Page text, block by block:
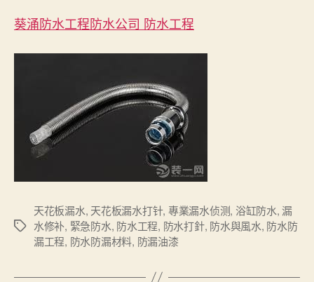
葵涌防水工程防水公司 防水工程
Tags
天花板漏水, 天花板漏水打针, 專業漏水侦测, 浴缸防水, 漏
水修补, 緊急防水, 防水工程, 防水打針, 防水與風水, 防水防
漏工程, 防水防漏材料, 防漏油漆